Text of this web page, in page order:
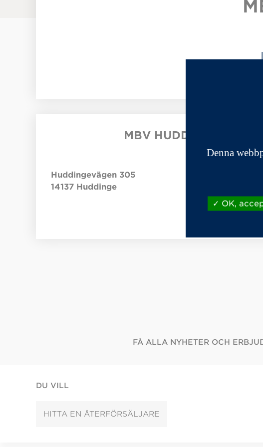
MBV HUDDINGE AB
Huddingevägen 305
14137 Huddinge
FÅ ALLA NYHETER OCH
DU VILL
HITTA EN ÅTERFÖRSÄLJARE
Denna
OK,